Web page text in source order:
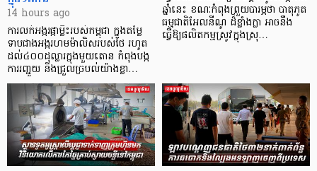
14 hours ago
ការលក់អង្ករផ្កាម្លិះរបស់កម្ពុជា ក្នុងតម្លៃ
ទាបជាងអង្ករហមម៉ាលិសរបស់ថៃ រហូត
ដល់៤០០ដុល្លារក្នុងមួយតោន កំពុងបង្ក
ការរញ្ជួយ និងជ្រួលច្របល់យ៉ាងខ្លា…
ឆ្នាំនេះ ខណៈកំពុងព្រួយបារម្ភថា បាតុភូត
ធម្មជាតិអែលនីណូ ដ៏ខ្លាំងក្លា​ អាចនឹង
ធ្វើឱ្យផលិតកម្មស្រូវក្នុងស្រុ…